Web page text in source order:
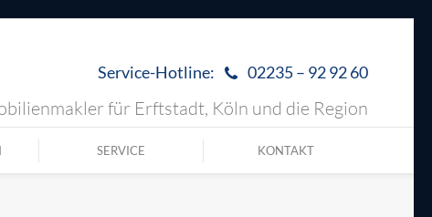
Service-Hotline: 02235 – 92 92 60
für Erftstadt, Köln und die Region
SERVICE KONTAKT